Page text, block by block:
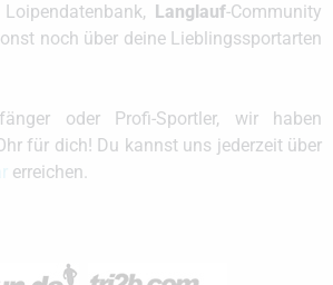
Langlauf-Community
noch über deine Lieblingssportarten
oder Profi-Sportler, wir haben
für dich! Du kannst uns jederzeit über
erreichen.